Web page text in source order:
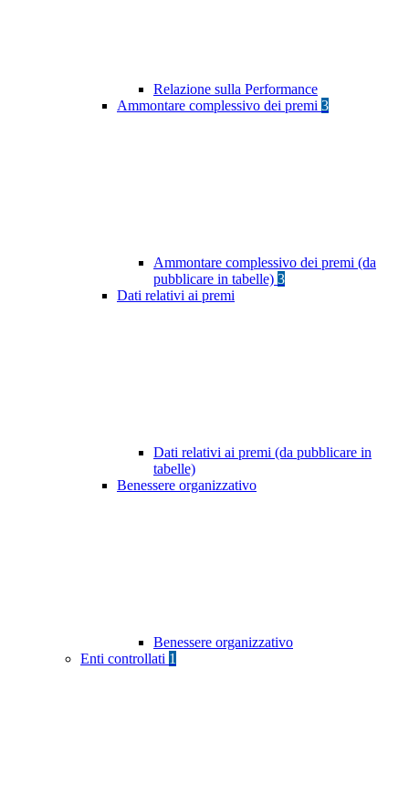
Relazione sulla Performance
Ammontare complessivo dei premi 3
Ammontare complessivo dei premi (da
pubblicare in tabelle) 3
Dati relativi ai premi
Dati relativi ai premi (da pubblicare in
tabelle)
Benessere organizzativo
Benessere organizzativo
Enti controllati 1